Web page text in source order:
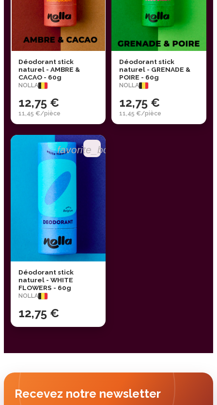
Déodorant stick
naturel - AMBRE &
CACAO - 60g
NOLLA
12,75 €
11,45 €/pièce
Déodorant stick
naturel - GRENADE &
POIRE - 60g
NOLLA
12,75 €
11,45 €/pièce
favorite_border
Déodorant stick
naturel - WHITE
FLOWERS - 60g
NOLLA
12,75 €
Recevez notre newsletter